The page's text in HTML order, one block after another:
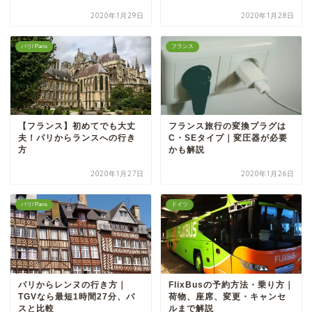
2020年1月29日 2020年1月28日
パリ/ Paris
【フランス】初めてでも大丈
夫！パリからランスへの行き
方
2020年1月27日
フランス
フランス旅行の変換プラグは
C・SEタイプ｜変圧器が必要
かも解説
2020年1月26日
パリ/ Paris
パリからレンヌの行き方｜
TGVなら最短1時間27分、バ
スと比較
ドイツ
FlixBusの予約方法・乗り方｜
荷物、座席、変更・キャンセ
ルまで解説